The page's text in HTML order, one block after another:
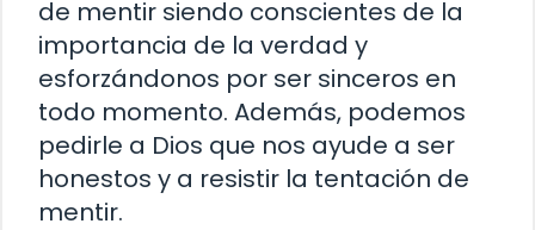
de mentir siendo conscientes de la
importancia de la verdad y
esforzándonos por ser sinceros en
todo momento. Además, podemos
pedirle a Dios que nos ayude a ser
honestos y a resistir la tentación de
mentir.